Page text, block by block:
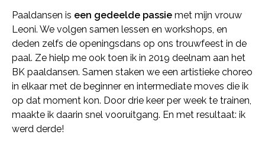
Paaldansen is een gedeelde passie met mijn vrouw
Leoni. We volgen samen lessen en workshops, en
deden zelfs de openingsdans op ons trouwfeest in de
paal. Ze hielp me ook toen ik in 2019 deelnam aan het
BK paaldansen. Samen staken we een artistieke choreo
in elkaar met de beginner en intermediate moves die ik
op dat moment kon. Door drie keer per week te trainen,
maakte ik daarin snel vooruitgang. En met resultaat: ik
werd derde!